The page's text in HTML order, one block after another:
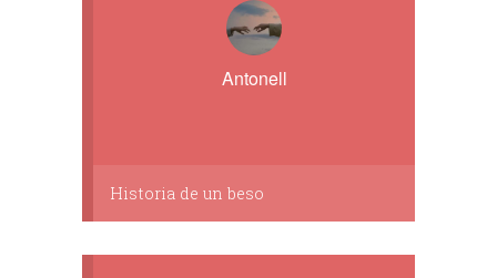
Antonell
Historia de un beso